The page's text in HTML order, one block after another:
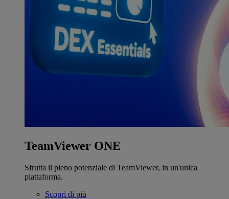
TeamViewer ONE
Sfrutta il pieno potenziale di TeamViewer, in un'unica
piattaforma.
Scopri di più